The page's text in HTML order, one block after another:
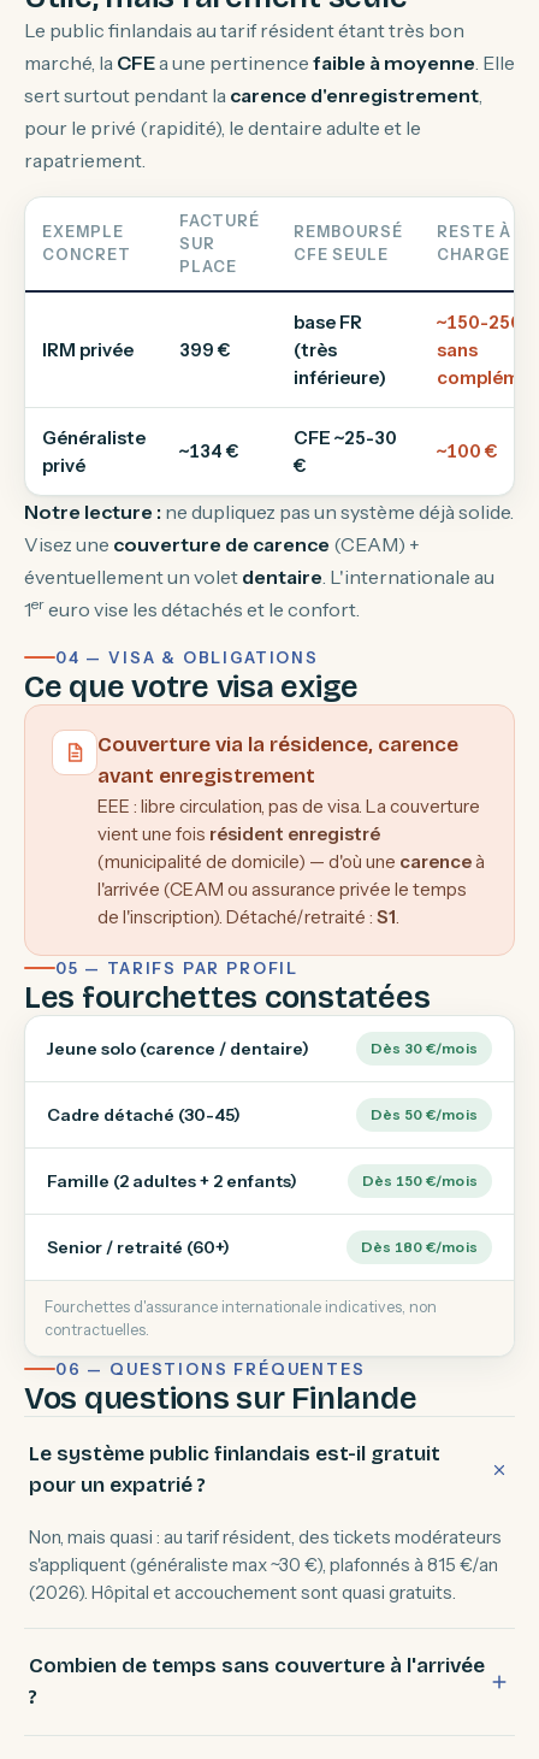
Le public finlandais au tarif résident étant très bon
marché, la CFEa une pertinence faible à moyenne. Elle
sert surtout pendant la carence d'enregistrement,
pour le privé (rapidité), le dentaire adulte et le
rapatriement.
EXEMPLE
CONCRET
FACTURÉ
SUR
PLACE
REMBOURSÉ
CFE SEULE
RESTE À
CHARGE
IRM privée 399 €
base FR
(très
inférieure)
~150-250 €
sans
Généraliste
privé
~134 €
CFE ~25-30
€
~100 €
Notre lecture : ne dupliquez pas un système déjà solide.
Visez une couverture de carence (CEAM) +
éventuellement un volet dentaire. L'internationale au
1er euro vise les détachés et le confort.
04 — VISA & OBLIGATIONS
Ce que votre visa exige
Couverture via la résidence, carence
avant enregistrement
EEE : libre circulation, pas de visa. La couverture
vient une fois résident enregistré
(municipalité de domicile) — d'où une carenceà
l'arrivée (CEAM ou assurance privée le temps
de l'inscription). Détaché/retraité : S1.
05 — TARIFS PAR PROFIL
Les fourchettes constatées
Jeune solo (carence / dentaire) Dès 30 €/mois
Cadre détaché (30-45) Dès 50 €/mois
Famille (2 adultes + 2 enfants) Dès 150 €/mois
Senior / retraité (60+) Dès 180 €/mois
Fourchettes d'assurance internationale indicatives, non
contractuelles.
06 — QUESTIONS FRÉQUENTES
Vos questions sur Finlande
Le système public finlandais est-il gratuit
pour un expatrié ?
Non, mais quasi : au tarif résident, des tickets modérateurs
s'appliquent (généraliste max ~30 €), plafonnés à 815 €/an
(2026). Hôpital et accouchement sont quasi gratuits.
Combien de temps sans couverture à l'arrivée
?